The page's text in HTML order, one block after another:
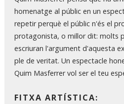
homenatge al públic en un
repetir perquè el públic n'és el
protagonista, o millor dit: molts
escriuran l'argument d'aquesta
ple de veritat. Un espectacle
Quim Masferrer vol ser el teu
FITXA ARTÍSTICA: